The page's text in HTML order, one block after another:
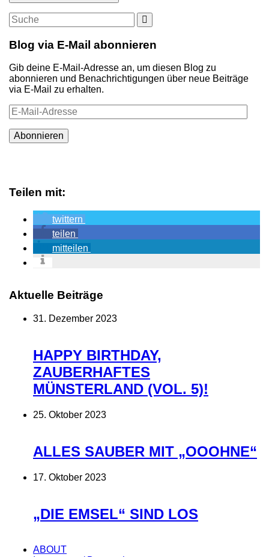
Suche
nach:
Blog via E-Mail abonnieren
Gib deine E-Mail-Adresse an, um diesen Blog zu
abonnieren und Benachrichtigungen über neue Beiträge
via E-Mail zu erhalten.
E-
Mail-
Adresse
Abonnieren
Teilen mit:
twittern
teilen
mitteilen
Aktuelle Beiträge
31. Dezember 2023
HAPPY BIRTHDAY,
ZAUBERHAFTES
MÜNSTERLAND (VOL. 5)!
25. Oktober 2023
ALLES SAUBER MIT „OOOHNE“
17. Oktober 2023
„DIE EMSEL“ SIND LOS
ABOUT